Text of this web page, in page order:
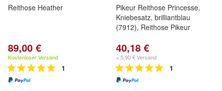
Reithose Heather
89,00 €
Kostenloser Versand
1
Pikeur Reithose Princesse,
Kniebesatz, brilliantblau
(7912), Reithose Pikeur
40,18 €
+ 5,90 € Versand
1